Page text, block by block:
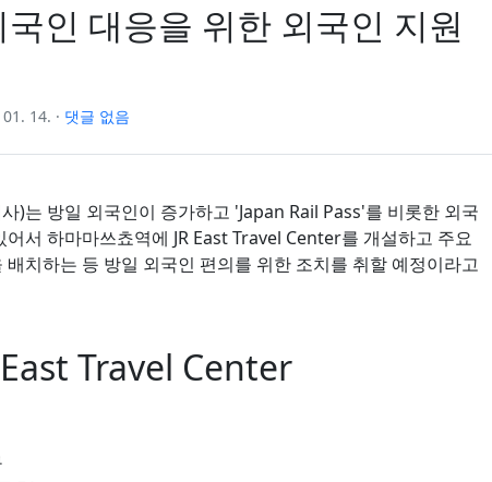
국인 대응을 위한 외국인 지원
14. · 댓글 없음
)는 방일 외국인이 증가하고 'Japan Rail Pass'를 비롯한 외국
서 하마마쓰쵸역에 JR East Travel Center를 개설하고 주요
치하는 등 방일 외국인 편의를 위한 조치를 취할 예정이라고
Travel Center